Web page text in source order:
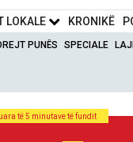
LOKALE KRONIKË
PUNËS SPECIALE
të 5 minutave të fundit